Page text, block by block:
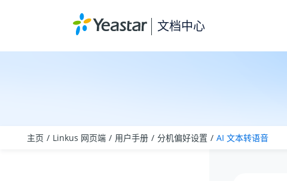
文档中心
主页 Linkus 网页端 用户手册 分机偏好设置 AI 文本转语音